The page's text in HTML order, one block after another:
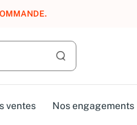
LE CLUB AMMAREAL.
Lancer la
ventes Nos engagements